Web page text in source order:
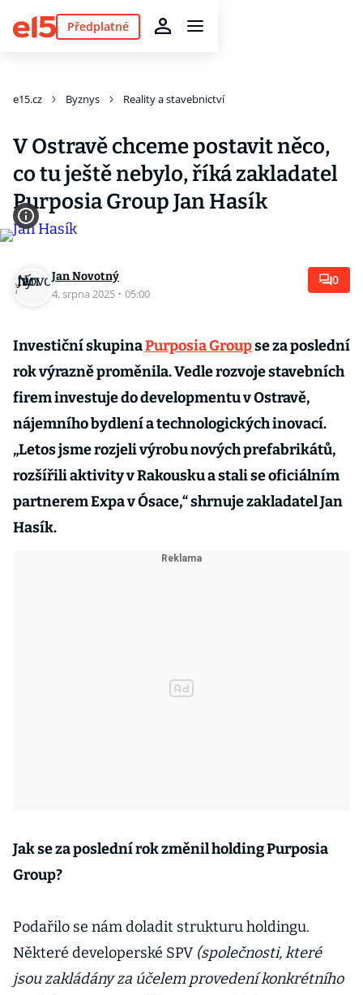
Předplatné
e15.cz Byznys Reality a stavebnictví
V Ostravě chceme postavit něco,
co tu ještě nebylo, říká zakladatel
Purposia Group Jan Hasík
Jan Novotný
4. srpna 2025 · 05:00
0
Investiční skupinaPurposia Groupse za poslední
rok výrazně proměnila. Vedle rozvoje stavebních
firem investuje do developmentu v Ostravě,
nájemního bydlení a technologických inovací.
„Letos jsme rozjeli výrobu nových prefabrikátů,
rozšířili aktivity v Rakousku a stali se oficiálním
partnerem Expa v Ósace,“ shrnuje zakladatel Jan
Hasík.
Jak se za poslední rok změnil holding Purposia
Group?
Podařilo se nám doladit strukturu holdingu.
Některé developerské SPV (společnosti, které
jsou zakládány za účelem provedení konkrétního